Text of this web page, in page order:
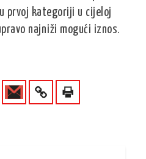
prvoj kategoriji u cijeloj
najniži mogući iznos.